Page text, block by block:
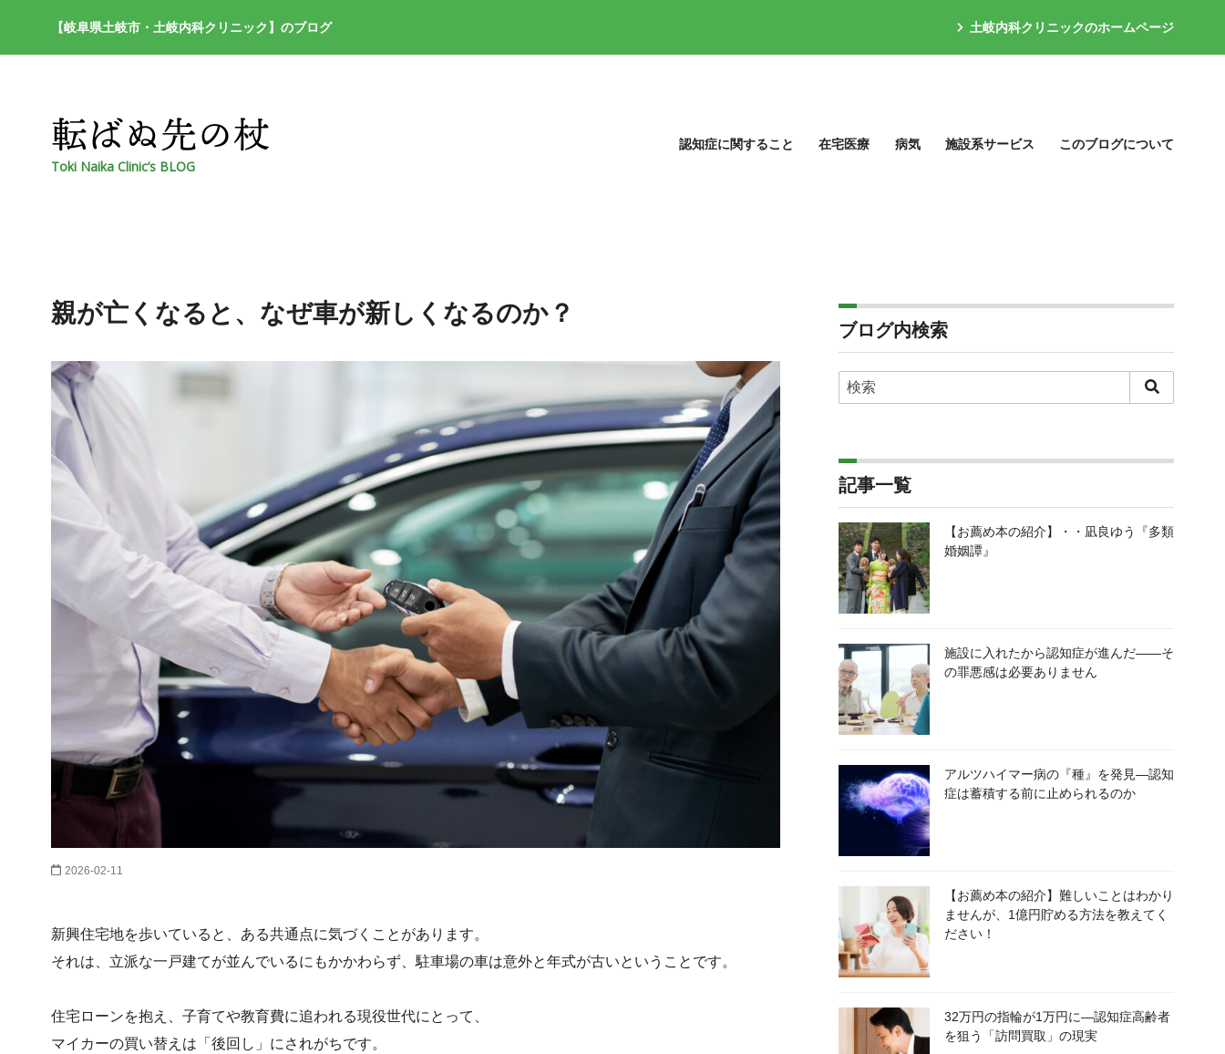
【岐阜県土岐市・土岐内科クリニック】のブログ 土岐内科クリニックのホームページ
Toki Naika Clinic’s BLOG
認知症に関すること 在宅医療 病気 施設系サービス このブログについて
親が亡くなると、なぜ車が新しくなるのか？
2026-02-11
新興住宅地を歩いていると、ある共通点に気づくことがあります。
それは、立派な一戸建てが並んでいるにもかかわらず、駐車場の車は意外と年式が古いということです。
住宅ローンを抱え、子育てや教育費に追われる現役世代にとって、
マイカーの買い替えは「後回し」にされがちです。
ブログ内検索
記事一覧
【お薦め本の紹介】・・凪良ゆう『多類
婚姻譚』
施設に入れたから認知症が進んだ――そ
の罪悪感は必要ありません
アルツハイマー病の『種』を発見―認知
症は蓄積する前に止められるのか
【お薦め本の紹介】難しいことはわかり
ませんが、1億円貯める方法を教えてく
ださい！
32万円の指輪が1万円に―認知症高齢者
を狙う「訪問買取」の現実